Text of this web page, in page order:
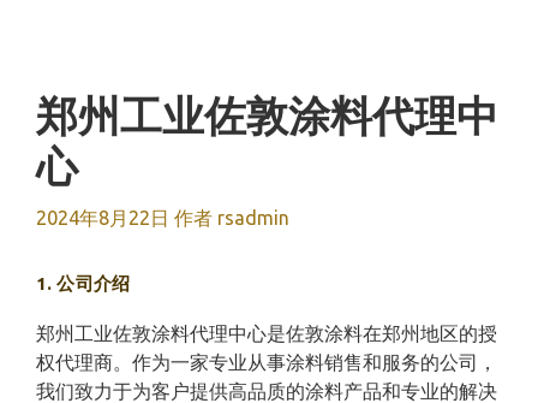
郑州工业佐敦涂料代理中
心
2024年8月22日 作者 rsadmin
1. 公司介绍
郑州工业佐敦涂料代理中心是佐敦涂料在郑州地区的授
权代理商。作为一家专业从事涂料销售和服务的公司，
我们致力于为客户提供高品质的涂料产品和专业的解决